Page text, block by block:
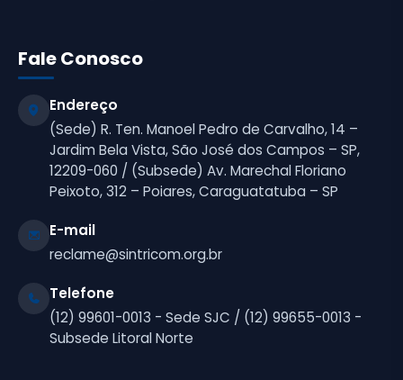
Fale Conosco
Endereço
(Sede) R. Ten. Manoel Pedro de Carvalho, 14 –
Jardim Bela Vista, São José dos Campos – SP,
12209-060 / (Subsede) Av. Marechal Floriano
Peixoto, 312 – Poiares, Caraguatatuba – SP
E-mail
reclame@sintricom.org.br
Telefone
(12) 99601-0013 - Sede SJC / (12) 99655-0013 -
Subsede Litoral Norte